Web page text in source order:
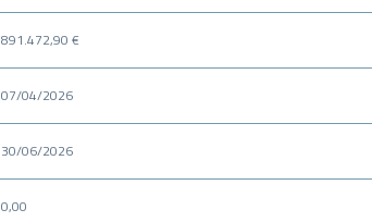
891.472,90 €
07/04/2026
30/06/2026
0,00